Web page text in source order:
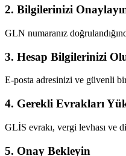
2. Bilgilerinizi
GLN numaranız
3. Hesap Bilgilerinizi
E-posta adresinizi ve güvenli
4. Gerekli Evrakları
GLİS evrakı, vergi levhası ve
5. Onay Bekleyin